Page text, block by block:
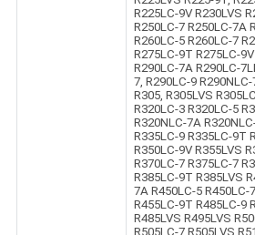
R225LC-9V R230LVS
R250LC-7 R250LC-7A
R260LC-5 R260LC-7
R275LC-9T R275LC-
R290LC-7A R290LC-
7, R290LC-9
R305, R305LVS
R320LC-3 R320LC-5
R320NLC-7A
R335LC-9 R335LC-9T
R350LC-9V R355LVS
R370LC-7 R375LC-7
R385LC-9T R385LVS
7A R450LC-5 R450LC-
R455LC-9T R485LC-9
R485LVS R495LVS
R505LC-7 R505LVS